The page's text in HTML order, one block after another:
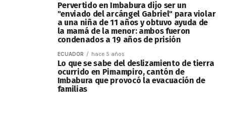
Pervertido en Imbabura dijo ser un
"enviado del arcángel Gabriel" para violar
a una niña de 11 años y obtuvo ayuda de
la mamá de la menor: ambos fueron
condenados a 19 años de prisión
ECUADOR hace 5 años
Lo que se sabe del deslizamiento de tierra
ocurrido en Pimampiro, cantón de
Imbabura que provocó la evacuación de
familias